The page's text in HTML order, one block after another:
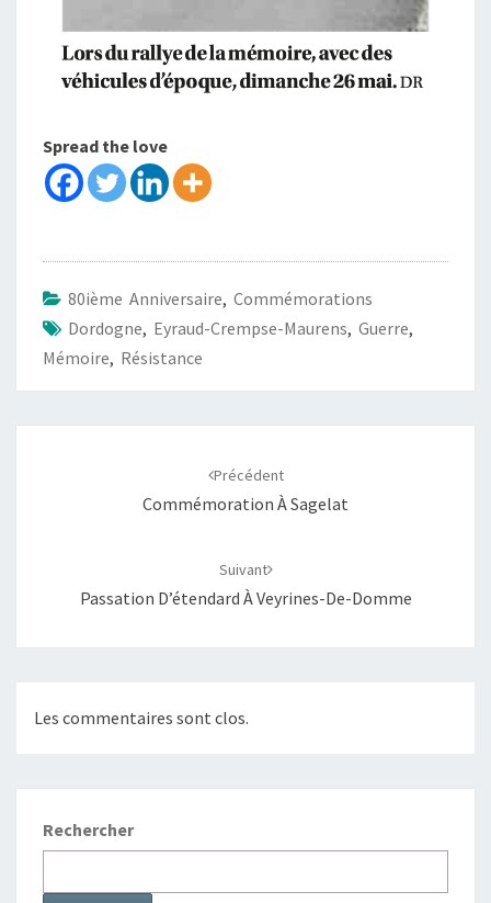
Spread the love
80ième Anniversaire, Commémorations
Dordogne, Eyraud-Crempse-Maurens, Guerre,
Mémoire, Résistance
Précédent
Commémoration À Sagelat
Suivant
Passation D’étendard À Veyrines-De-Domme
Les commentaires sont clos.
Rechercher